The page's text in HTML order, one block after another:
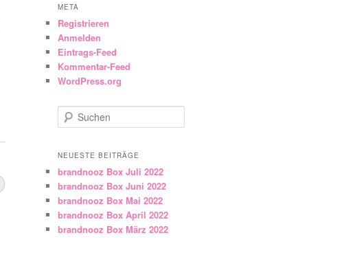
META
Registrieren
Anmelden
Eintrags-Feed
Kommentar-Feed
WordPress.org
Suchen
NEUESTE BEITRÄGE
brandnooz Box Juli 2022
brandnooz Box Juni 2022
brandnooz Box Mai 2022
brandnooz Box April 2022
brandnooz Box März 2022